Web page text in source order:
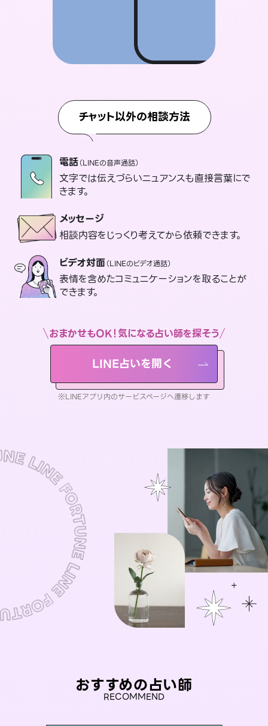
チャット以外の相談方法
電話（LINEの音声通話）
文字では伝えづらいニュアンスも直接言葉にで
きます。
メッセージ
相談内容をじっくり考えてから依頼できます。
ビデオ対面（LINEのビデオ通話）
表情を含めたコミュニケーションを取ることが
できます。
おまかせもOK！気になる占い師を探そう
LINE占いを開く
※LINEアプリ内のサービスページへ遷移します
おすすめの占い師
RECOMMEND